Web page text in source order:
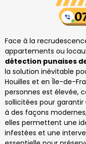
Face à la
appartements ou
détection punaises
la solution inévitable
Houilles et en Île-de-
personnes est élevée,
sollicitées pour
à des façons
elles permettent une
infestées et une